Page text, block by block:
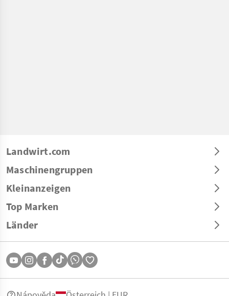
Landwirt.com
Maschinengruppen
Kleinanzeigen
Top Marken
Länder